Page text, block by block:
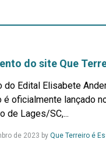
do site Que
do Edital Elisabete
é oficialmente lançado
de Lages/SC,...
de 2023 by Que Terreiro é